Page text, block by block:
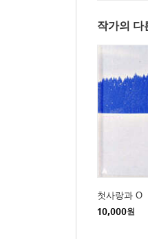
앞으로 달리는
편지 광기 239
내가 떠나온 책
평지 걷기 265
내 방에서 탈출
작가의 다
첫사랑과 O
10,000원